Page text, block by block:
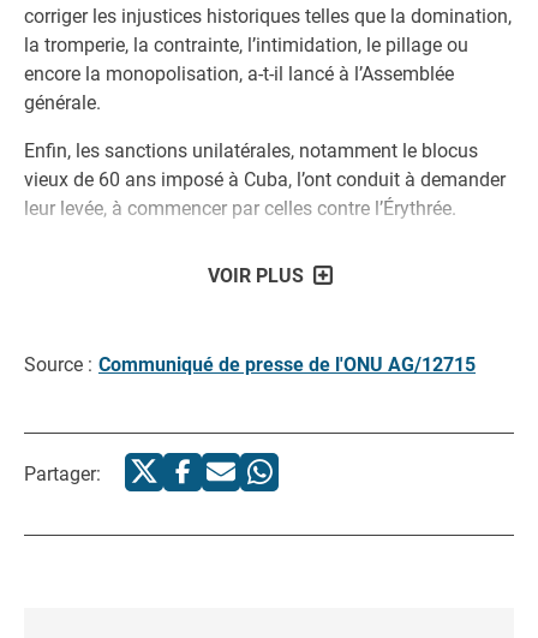
corriger les injustices historiques telles que la domination,
la tromperie, la contrainte, l’intimidation, le pillage ou
encore la monopolisation, a-t-il lancé à l’Assemblée
générale.
Enfin, les sanctions unilatérales, notamment le blocus
vieux de 60 ans imposé à Cuba, l’ont conduit à demander
leur levée, à commencer par celles contre l’Érythrée.
VOIR PLUS
Source : Communiqué de presse de l'ONU AG/12715
Partager: